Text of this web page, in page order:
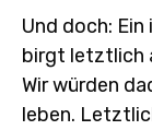
Und doch:
birgt letztlich
Wir würden
leben.